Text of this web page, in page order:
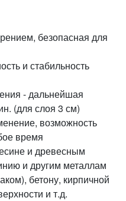
безопасная для
и стабильность
- дальнейшая
(для слоя 3 см)
возможность
время
и древесным
и другим металлам
бетону, кирпичной
и т.д.